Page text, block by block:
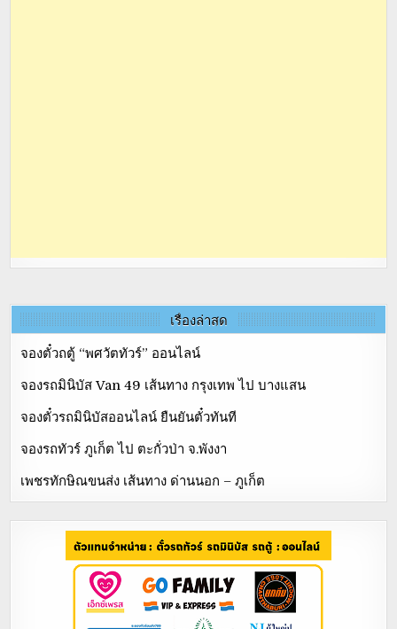
เรื่องล่าสุด
จองตั๋วถตู้ “พศวัตทัวร์” ออนไลน์
จองรถมินิบัส Van 49 เส้นทาง กรุงเทพ ไป บางแสน
จองตั๋วรถมินิบัสออนไลน์ ยืนยันตั๋วทันที
จองรถทัวร์ ภูเก็ต ไป ตะกั่วป่า จ.พังงา
เพชรทักษิณขนส่ง เส้นทาง ด่านนอก – ภูเก็ต